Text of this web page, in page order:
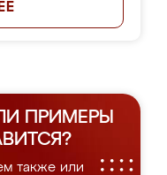
ПРИМЕРЫ
также или